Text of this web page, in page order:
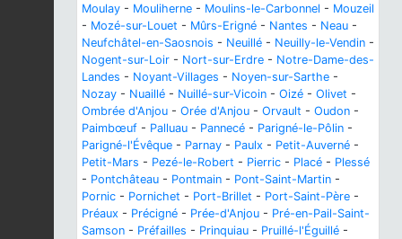
Moulay - Mouliherne - Moulins-le-Carbonnel - Mouzeil
- Mozé-sur-Louet - Mûrs-Erigné - Nantes - Neau -
Neufchâtel-en-Saosnois - Neuillé - Neuilly-le-Vendin -
Nogent-sur-Loir - Nort-sur-Erdre - Notre-Dame-des-
Landes - Noyant-Villages - Noyen-sur-Sarthe -
Nozay - Nuaillé - Nuillé-sur-Vicoin - Oizé - Olivet -
Ombrée d'Anjou - Orée d'Anjou - Orvault - Oudon -
Paimbœuf - Palluau - Pannecé - Parigné-le-Pôlin -
Parigné-l'Évêque - Parnay - Paulx - Petit-Auverné -
Petit-Mars - Pezé-le-Robert - Pierric - Placé - Plessé
- Pontchâteau - Pontmain - Pont-Saint-Martin -
Pornic - Pornichet - Port-Brillet - Port-Saint-Père -
Préaux - Précigné - Prée-d'Anjou - Pré-en-Pail-Saint-
Samson - Préfailles - Prinquiau - Pruillé-l'Éguillé -